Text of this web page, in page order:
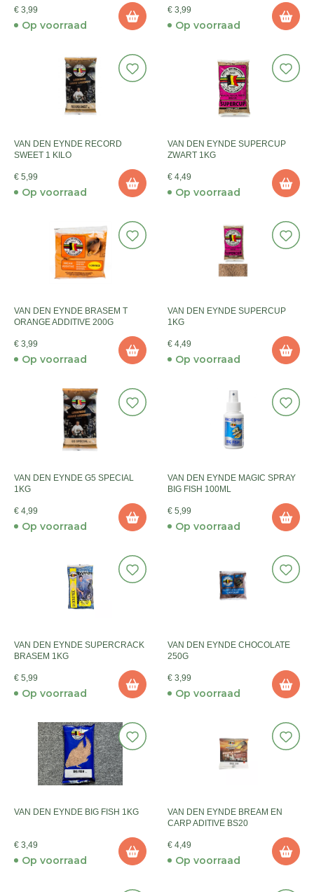
€ 3,99
Op voorraad
€ 3,99
Op voorraad
VAN DEN EYNDE RECORD
SWEET 1 KILO
€ 5,99
Op voorraad
VAN DEN EYNDE SUPERCUP
ZWART 1KG
€ 4,49
Op voorraad
VAN DEN EYNDE BRASEM T
ORANGE ADDITIVE 200G
€ 3,99
Op voorraad
VAN DEN EYNDE SUPERCUP
1KG
€ 4,49
Op voorraad
VAN DEN EYNDE G5 SPECIAL
1KG
€ 4,99
Op voorraad
VAN DEN EYNDE MAGIC SPRAY
BIG FISH 100ML
€ 5,99
Op voorraad
VAN DEN EYNDE SUPERCRACK
BRASEM 1KG
€ 5,99
Op voorraad
VAN DEN EYNDE CHOCOLATE
250G
€ 3,99
Op voorraad
VAN DEN EYNDE BIG FISH 1KG
€ 3,49
Op voorraad
VAN DEN EYNDE BREAM EN
CARP ADITIVE BS20
€ 4,49
Op voorraad